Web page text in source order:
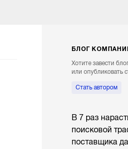
БЛОГ
Хотите завести
или опубликовать
Стать автором
В 7 раз
поисковой
поставщика